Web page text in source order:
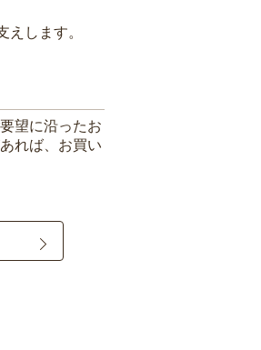
します。
望に沿ったお
れば、お買い